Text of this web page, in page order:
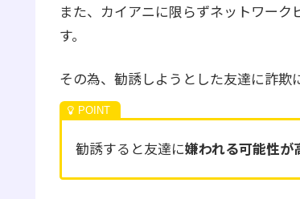
また、カイアニに限らずネットワーク
す。
その為、勧誘しようとした友達に詐欺
勧誘すると友達に嫌われる可能性が